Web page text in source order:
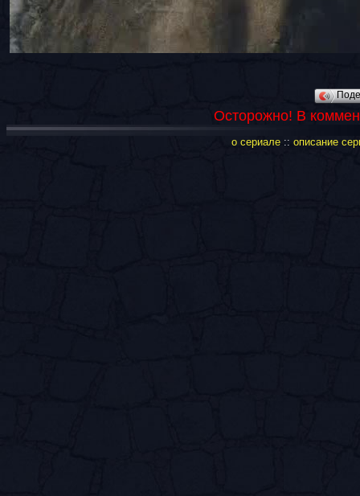
Осторожно! В
о сериале ::описание